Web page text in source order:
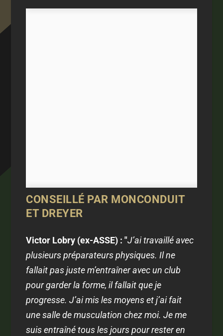
CONSEILLÉ PAR MONCONDUIT
ET DREYER
Victor Lobry (ex-ASSE) : "J’ai travaillé avec
plusieurs préparateurs physiques. Il ne
fallait pas juste m’entraîner avec un club
pour garder la forme, il fallait que je
progresse. J’ai mis les moyens et j’ai fait
une salle de musculation chez moi. Je me
suis entraîné tous les jours pour rester en